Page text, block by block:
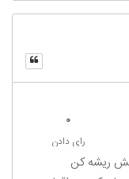
0
رای دادن
ریشه کن